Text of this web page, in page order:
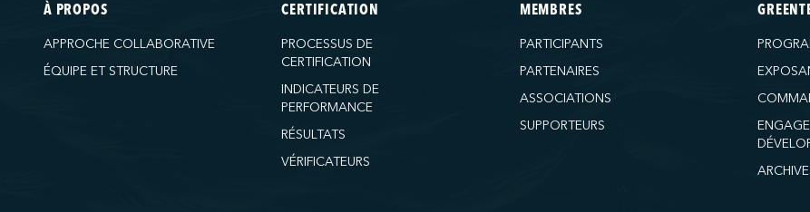
À PROPOS
APPROCHE COLLABORATIVE
ÉQUIPE ET STRUCTURE
CERTIFICATION
PROCESSUS DE
CERTIFICATION
INDICATEURS DE
PERFORMANCE
RÉSULTATS
VÉRIFICATEURS
MEMBRES
PARTICIPANTS
PARTENAIRES
ASSOCIATIONS
SUPPORTEURS